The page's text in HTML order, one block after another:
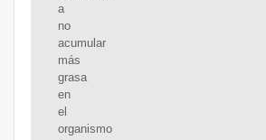
a
no
acumular
más
grasa
en
el
organismo